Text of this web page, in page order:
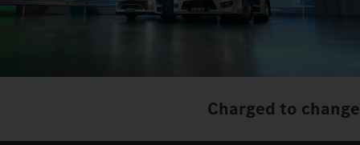
Charged to change